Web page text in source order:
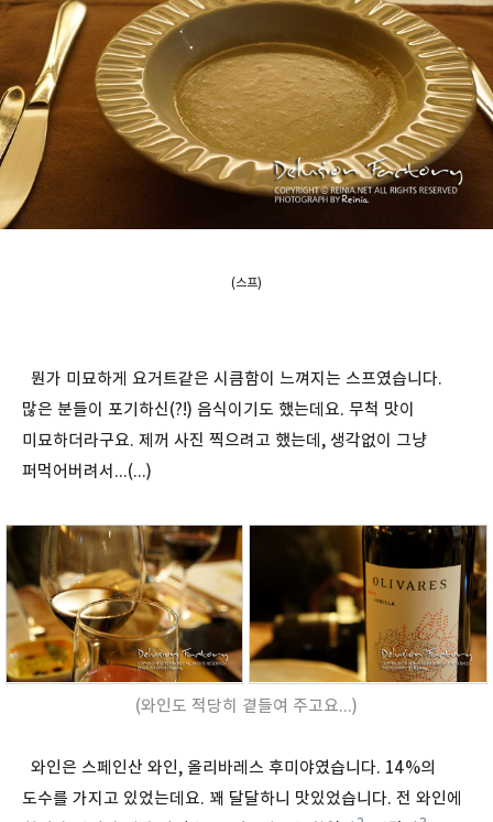
(스프)
뭔가 미묘하게 요거트같은 시큼함이 느껴지는 스프였습니다.
많은 분들이 포기하신(?!) 음식이기도 했는데요. 무척 맛이
미묘하더라구요. 제꺼 사진 찍으려고 했는데, 생각없이 그냥
퍼먹어버려서...(...)
(와인도 적당히 곁들여 주고요...)
와인은 스페인산 와인, 올리바레스 후미야였습니다. 14%의
도수를 가지고 있었는데요. 꽤 달달하니 맛있었습니다. 전 와인에